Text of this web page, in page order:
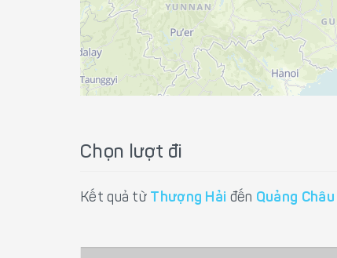
Chọn lượt đi
Kết quả từ Thượng Hải đến Quảng Châu